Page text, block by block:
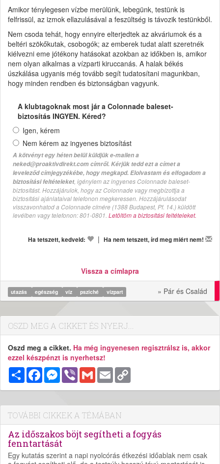
Amikor ténylegesen vízbe merülünk, lebegünk, testünk is
felfrissül, az izmok ellazulásával a feszültség is távozik testünkből.
Nem csoda tehát, hogy ennyire elterjedtek az akváriumok és a
beltéri szökőkutak, csobogók; az emberek tudat alatt szeretnék
kiélvezni eme jótékony hatásokat azokban az időkben is, amikor
nem olyan alkalmas a vízparti kiruccanás. A halak békés
úszkálása ugyanis még tovább segít tudatosítani magunkban,
hogy minden rendben és biztonságban vagyunk.
A klubtagoknak most jár a Colonnade baleset-
biztosítás INGYEN. Kéred?
Igen, kérem
Nem kérem az ingyenes biztosítást
A kötvényt egy héten belül küldjük e-mailen a
neked@proaktivdirekt.com címről. Kérjük tedd ezt a címet a
leveleződ címjegyzékébe, hogy megkapd. Elolvastam és elfogadom a
biztosítási feltételeket, igénylem az ingyenes Colonnade baleset-
biztosítást. Hozzájárulok, hogy az Colonnade vagy megbízottja a
biztosítási ajánlataival telefonon megkeressen. Hozzájárulásodat
visszavonhatod a Colonnade címére (1388 Budapest, Pf. 14.) küldött
levélben vagy telefonon: 801-0801. Letöltöm a biztosítási feltételeket.
Ha tetszett, kedveld: | Ha nem tetszett, írd meg miért nem!
Vissza a címlapra
utazás egészség víz psziché vízpart » Pár és Család
OSZD MEG A CIKKET ÉS NYERJ...
Oszd meg a cikket. Ha még ingyenesen regisztrálsz is, akkor
ezzel készpénzt is nyerhetsz!
MegosztásFacebookMessenger
Viber Gmail Email
TOVÁBBI CIKKEK A TÉMÁBAN
Az időszakos böjt segítheti a fogyás
fenntartását
Egy kutatás szerint a napi nyolcórás étkezési időablak nem csak